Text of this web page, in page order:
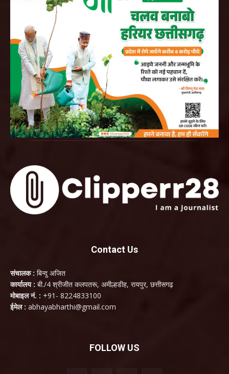
Contact Us
संचालक : बिन्दु अजित
कार्यालय : बी./4 श्रीजीत कलपतरू, अमील्हडीह, रायपुर, छत्तीसगढ़
मोबाइल नं. : +91- 8224833100
ईमेल : abhayabharthi@gmail.com
FOLLOW US